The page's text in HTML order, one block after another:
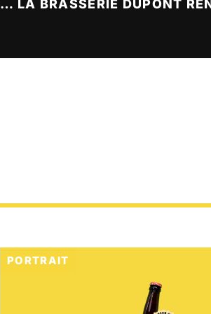
FRANCE BIÈRE CHALLENGE 2026 : LES RÉSULTATS SONT TOMBÉS
PORTRAIT